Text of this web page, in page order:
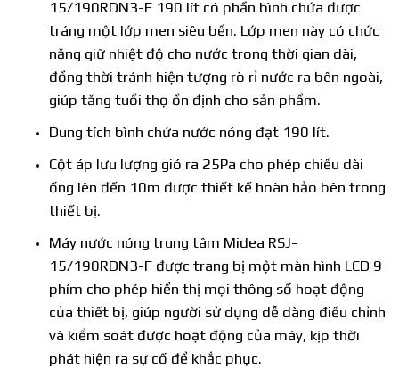
15/190RDN3-F 190 lít có phần bình chứa được
tráng một lớp men siêu bền. Lớp men này có chức
năng giữ nhiệt độ cho nước trong thời gian dài,
đồng thời tránh hiện tượng rò rỉ nước ra bên ngoài,
giúp tăng tuổi thọ ổn định cho sản phẩm.
Dung tích bình chứa nước nóng đạt 190 lít.
Cột áp lưu lượng gió ra 25Pa cho phép chiều dài
ống lên đến 10m được thiết kế hoàn hảo bên trong
thiết bị.
Máy nước nóng trung tâm Midea RSJ-
15/190RDN3-F được trang bị một màn hình LCD 9
phím cho phép hiển thị mọi thông số hoạt động
của thiết bị, giúp người sử dụng dễ dàng điều chỉnh
và kiểm soát được hoạt động của máy, kịp thời
phát hiện ra sự cố để khắc phục.